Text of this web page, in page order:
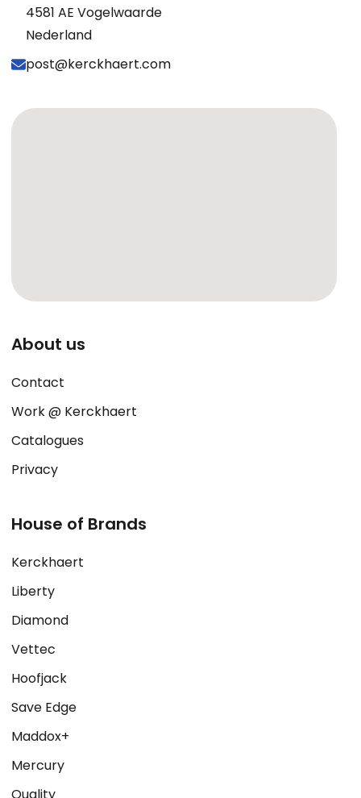
4581 AE Vogelwaarde
Nederland
post@kerckhaert.com
About us
Contact
Work @ Kerckhaert
Catalogues
Privacy
House of Brands
Kerckhaert
Liberty
Diamond
Vettec
Hoofjack
Save Edge
Maddox+
Mercury
Quality